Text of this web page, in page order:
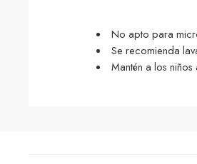
No apto para
Se recomienda
Mantén a los